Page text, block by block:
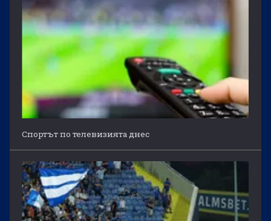
Спортът по телевизията днес